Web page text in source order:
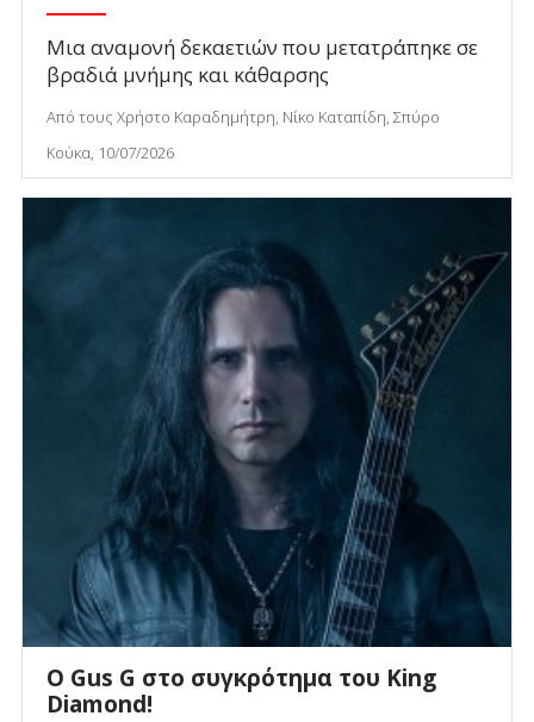
Μια αναμονή δεκαετιών που μετατράπηκε σε
βραδιά μνήμης και κάθαρσης
Από τους Χρήστο Καραδημήτρη, Νίκο Καταπίδη, Σπύρο
Κούκα, 10/07/2026
O Gus G στο συγκρότημα του King
Diamond!